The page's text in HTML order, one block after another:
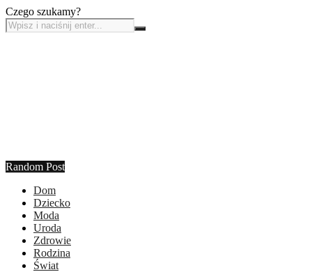
Czego szukamy?
Random Post
Dom
Dziecko
Moda
Uroda
Zdrowie
Rodzina
Świat